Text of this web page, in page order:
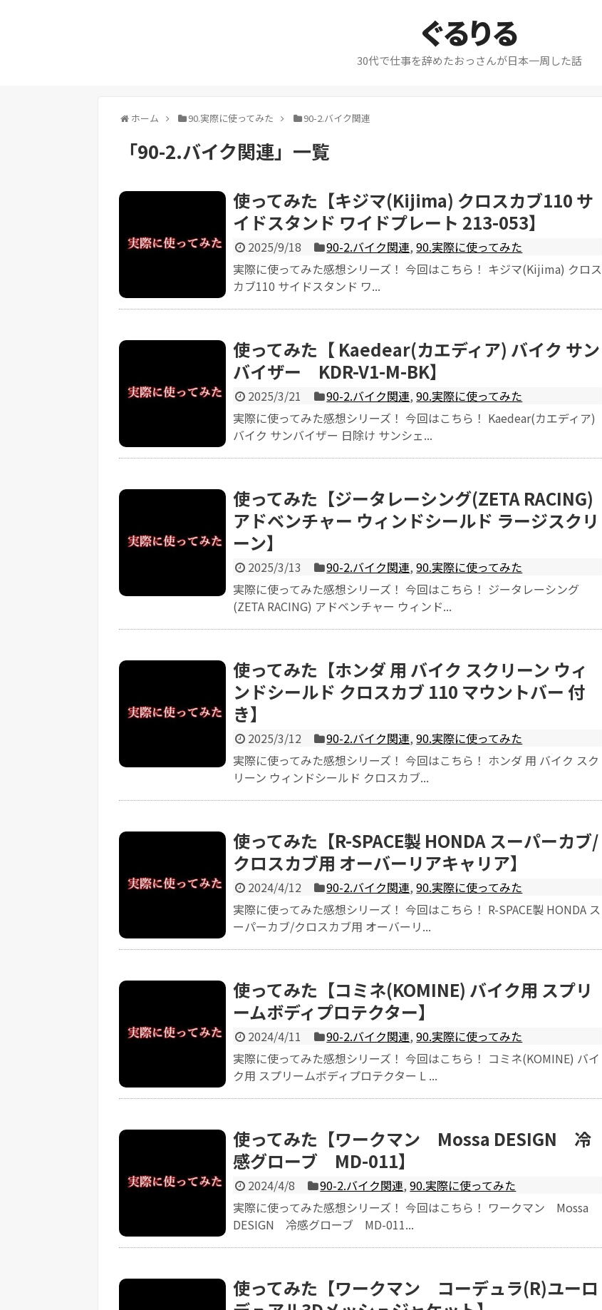
ぐるりる
30代で仕事を辞めたおっさんが日本一周した話
ホーム 90.実際に使ってみた 90-2.バイク関連
「90-2.バイク関連」 一覧
使ってみた【キジマ(Kijima) クロスカブ110 サ
イドスタンド ワイドプレート 213-053】
2025/9/18 90-2.バイク関連,90.実際に使ってみた
実際に使ってみた感想シリーズ！ 今回はこちら！ キジマ(Kijima) クロス
カブ110 サイドスタンド ワ...
使ってみた【 Kaedear(カエディア) バイク サン
バイザー KDR-V1-M-BK】
2025/3/21 90-2.バイク関連,90.実際に使ってみた
実際に使ってみた感想シリーズ！ 今回はこちら！ Kaedear(カエディア)
バイク サンバイザー 日除け サンシェ...
使ってみた【ジータレーシング(ZETA RACING)
アドベンチャー ウィンドシールド ラージスクリ
ーン】
2025/3/13 90-2.バイク関連,90.実際に使ってみた
実際に使ってみた感想シリーズ！ 今回はこちら！ ジータレーシング
(ZETA RACING) アドベンチャー ウィンド...
使ってみた【ホンダ 用 バイク スクリーン ウィ
ンドシールド クロスカブ 110 マウントバー 付
き】
2025/3/12 90-2.バイク関連,90.実際に使ってみた
実際に使ってみた感想シリーズ！ 今回はこちら！ ホンダ 用 バイク スク
リーン ウィンドシールド クロスカブ...
使ってみた【R-SPACE製 HONDA スーパーカブ/
クロスカブ用 オーバーリアキャリア】
2024/4/12 90-2.バイク関連,90.実際に使ってみた
実際に使ってみた感想シリーズ！ 今回はこちら！ R-SPACE製 HONDA ス
ーパーカブ/クロスカブ用 オーバーリ...
使ってみた【コミネ(KOMINE) バイク用 スプリ
ームボディプロテクター】
2024/4/11 90-2.バイク関連,90.実際に使ってみた
実際に使ってみた感想シリーズ！ 今回はこちら！ コミネ(KOMINE) バイ
ク用 スプリームボディプロテクター L ...
使ってみた【ワークマン Mossa DESIGN 冷
感グローブ MD-011】
2024/4/8 90-2.バイク関連,90.実際に使ってみた
実際に使ってみた感想シリーズ！ 今回はこちら！ ワークマン Mossa
DESIGN 冷感グローブ MD-011...
使ってみた【ワークマン コーデュラ(R)ユーロ